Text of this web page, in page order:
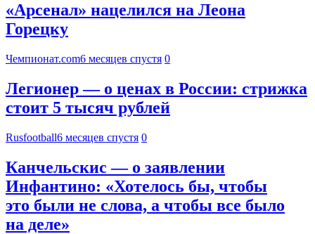
«Арсенал» нацелился на Леона
Горецку
Чемпионат.com6 месяцев спустя 0
Легионер — о ценах в России: стрижка
стоит 5 тысяч рублей
Rusfootball6 месяцев спустя 0
Канчельскис — о заявлении
Инфантино: «Хотелось бы, чтобы
это были не слова, а чтобы все было
на деле»